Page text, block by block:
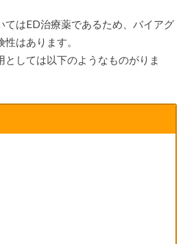
てはED治療薬であるため、バイアグ
はあります。
しては以下のようなものがりま